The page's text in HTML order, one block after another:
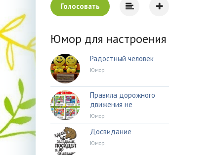
Голосовать
Юмор для настроения
Радостный человек
Юмор
Правила дорожного
движения не
Юмор
Досвидание
Юмор